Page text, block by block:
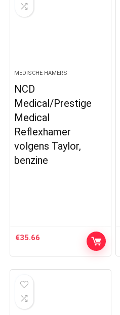
MEDISCHE HAMERS
NCD
Medical/Prestige
Medical
Reflexhamer
volgens Taylor,
benzine
€35.66